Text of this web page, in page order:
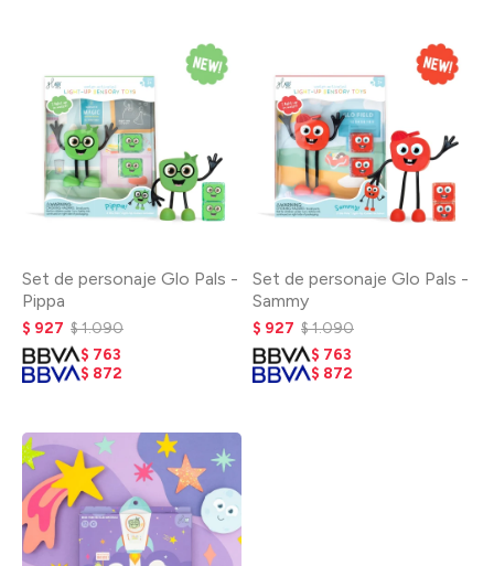
Set de personaje Glo Pals -
Pippa
$ 927 $1.090
$ 763
$ 872
Set de personaje Glo Pals -
Sammy
$ 927 $1.090
$ 763
$ 872